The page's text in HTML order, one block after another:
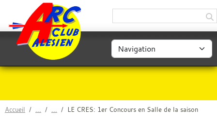
Accueil LE CRES: 1er Concours en Salle de la saison
Panneau de gestion des cookies